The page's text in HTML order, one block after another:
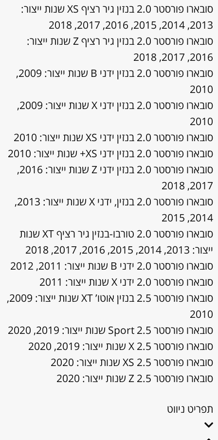
סובארו פורסטר 2.0 בנזין גיר רציף XS שנות ייצור:
2013, 2014, 2015, 2016, 2017, 2018
סובארו פורסטר 2.0 בנזין גיר רציף Z שנות ייצור:
2016, 2017, 2018
סובארו פורסטר 2.0 בנזין ידני B שנות ייצור: 2009,
2010
סובארו פורסטר 2.0 בנזין ידני X שנות ייצור: 2009,
2010
סובארו פורסטר 2.0 בנזין ידני XS שנות ייצור: 2010
סובארו פורסטר 2.0 בנזין ידני XS+ שנות ייצור: 2010
סובארו פורסטר 2.0 בנזין ידני Z שנות ייצור: 2016,
2017, 2018
סובארו פורסטר 2.0 בנזין, ידני X שנות ייצור: 2013,
2014, 2015
סובארו פורסטר 2.0 טורבו-בנזין גיר רציף XT שנות
ייצור: 2013, 2014, 2015, 2016, 2017, 2018
סובארו פורסטר 2.0 ידני B שנות ייצור: 2011, 2012
סובארו פורסטר 2.0 ידני X שנות ייצור: 2011
סובארו פורסטר 2.5 בנזין אוטו’ XT שנות ייצור: 2009,
2010
סובארו פורסטר 2.5 Sport שנות ייצור: 2019, 2020
סובארו פורסטר 2.5 X שנות ייצור: 2019, 2020
סובארו פורסטר 2.5 XS שנות ייצור: 2020
סובארו פורסטר 2.5 Z שנות ייצור: 2020
תפריט ניווט